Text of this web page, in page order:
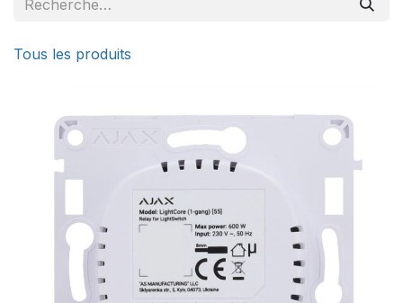
Tous les produits